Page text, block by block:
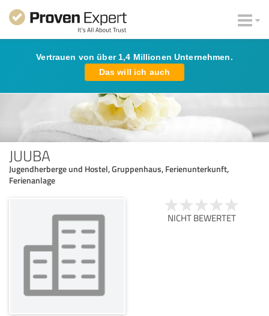
Vertrauen von über 1,4 Millionen Unternehmen.
Das will ich auch
JUUBA
Jugendherberge und Hostel, Gruppenhaus, Ferienunterkunft,
Ferienanlage
NICHT BEWERTET